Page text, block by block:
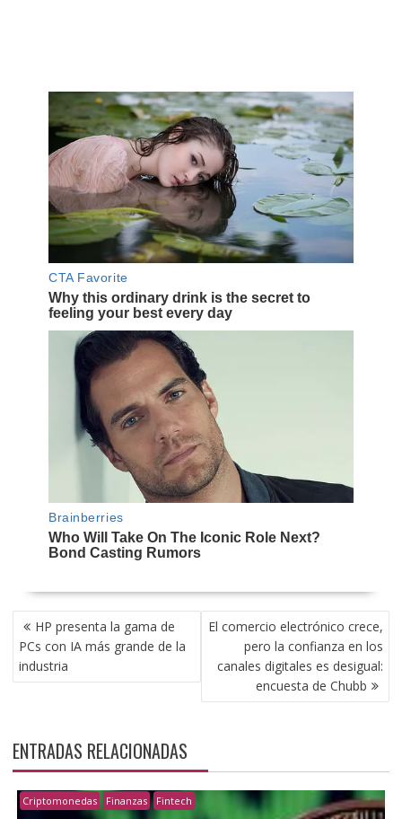
NAVEGACIÓN
DE
ENTRADAS
HP presenta la gama de
PCs con IA más grande de la
industria
El comercio electrónico crece,
pero la confianza en los
canales digitales es desigual:
encuesta de Chubb
ENTRADAS RELACIONADAS
Criptomonedas Finanzas Fintech